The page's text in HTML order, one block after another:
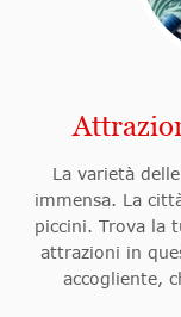
La varietà
immensa. La
piccini. Trova la
attrazioni in
accogliente,